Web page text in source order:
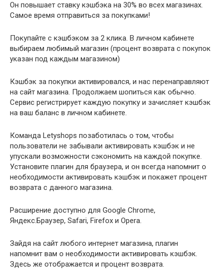
Он повышает ставку кэшбэка на 30% во всех магазинах.
Самое время отправиться за покупками!
Покупайте с кэшбэком за 2 клика. В личном кабинете
выбираем любимый магазин (процент возврата с покупок
указан под каждым магазином)
Кэшбэк за покупки активировался, и нас перенаправляют
на сайт магазина. Продолжаем шопиться как обычно.
Сервис регистрирует каждую покупку и зачисляет кэшбэк
на ваш баланс в личном кабинете.
Команда Letyshops позаботилась о том, чтобы
пользователи не забывали активировать кэшбэк и не
упускали возможности сэкономить на каждой покупке.
Установите плагин для браузера, и он всегда напомнит о
необходимости активировать кэшбэк и покажет процент
возврата с данного магазина.
Расширение доступно для Google Chrome,
Яндекс.Браузер, Safari, Firefox и Opera.
Зайдя на сайт любого интернет магазина, плагин
напомнит вам о необходимости активировать кэшбэк.
Здесь же отображается и процент возврата.